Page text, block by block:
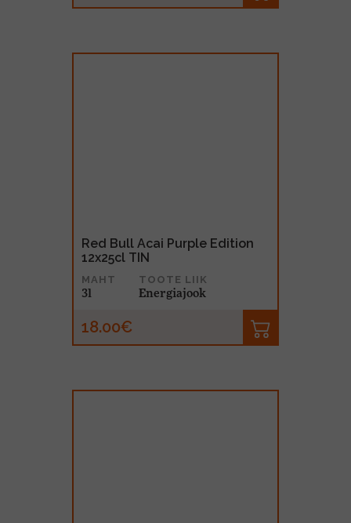
Red Bull Acai Purple Edition
12x25cl TIN
MAHT
3l
TOOTE LIIK
Energiajook
18.00€